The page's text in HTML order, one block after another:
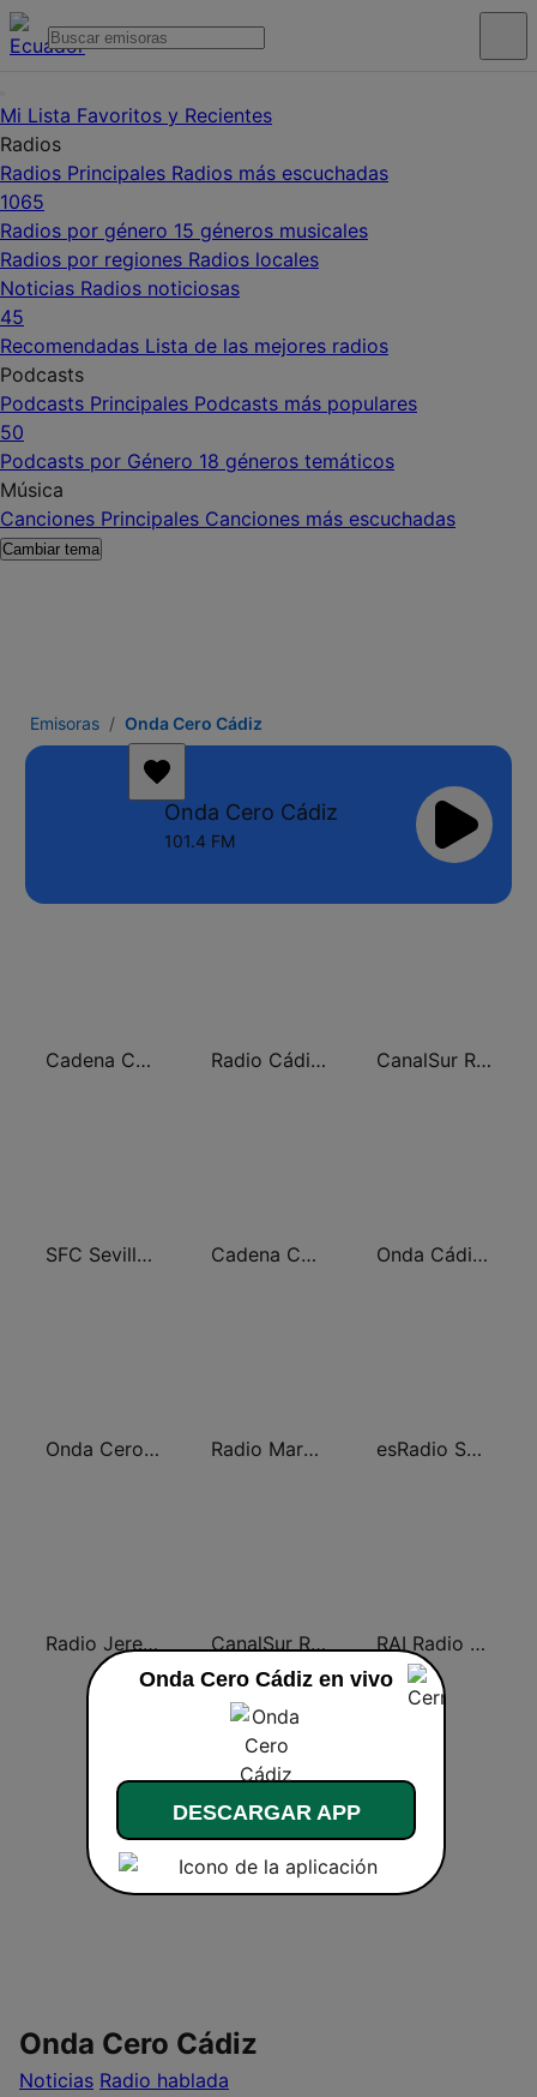
Mi Lista Favoritos y Recientes
Radios
Radios Principales Radios más escuchadas
1065
Radios por género 15 géneros musicales
Radios por regiones Radios locales
Noticias Radios noticiosas
45
Recomendadas Lista de las mejores radios
Podcasts
Podcasts Principales Podcasts más populares
50
Podcasts por Género 18 géneros temáticos
Música
Canciones Principales Canciones más escuchadas
Cambiar tema
Emisoras Onda Cero Cádiz
Onda Cero Cádiz
101.4 FM
Cadena COPE Cádiz Radio Cádiz SER CanalSur Radio Cádiz
SFC Sevilla Fútbol Club Radio 91.6 Cadena COPE Jerez Onda Cádiz Radio
Onda Cero Jerez de la Frontera Radio Marca Cádiz esRadio Sevilla
Radio Jerez SER CanalSur Radio Jerez RAI Radio Andalucía Información
Onda Cero Cádiz
Noticias Radio hablada
Onda Cero Cádiz en vivo
DESCARGAR APP